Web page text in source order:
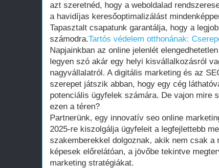
azt szeretnéd, hogy a weboldalad
a havidíjas keresőoptimalizálást
Tapasztalt csapatunk garantálja, hogy a
számodra.Tartós védelem otthonának:
Napjainkban az online jelenlét
legyen szó akár egy helyi kisvállalkozásról
nagyvállalatról. A digitális marketing és az
szerepet játszik abban, hogy egy cég
potenciális ügyfelek számára. De vajon mire
ezen a téren?
Partnerünk, egy innovatív seo online
2025-re kiszolgálja ügyfeleit a legfejlettebb
szakemberekkel dolgoznak, akik nem csak a
képesek előrelátóan, a jövőbe tekintve
marketing stratégiákat.